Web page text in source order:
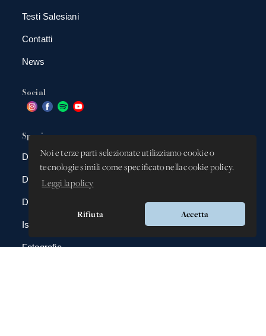
Noi e terze parti selezionate utilizziamo cookie o
tecnologie simili come specificato nella cookie policy.
Leggi la policy
Rifiuta Accetta
Testi Salesiani
Contatti
News
Social
Spazio app
DBAnima
DBContest
DBDrive
Iscrizioni
Fotografie